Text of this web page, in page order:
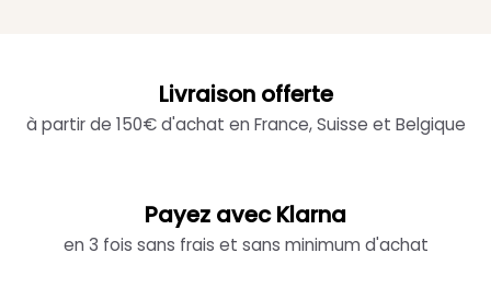
Livraison offerte
à partir de 150€ d'achat en France, Suisse et Belgique
Payez avec Klarna
en 3 fois sans frais et sans minimum d'achat